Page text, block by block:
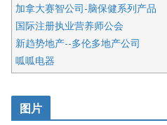
加拿大赛智公司-脑保健系列产品
国际注册执业营养师公会
新趋势地产--多伦多地产公司
呱呱电器
开明车行KS CAR SALES &
皇后金融集团
铁木尔商业注册服务
图片